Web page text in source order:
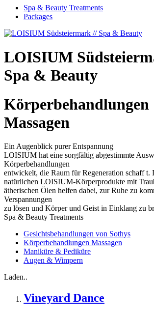
Spa & Beauty Treatments
Packages
LOISIUM
Spa & Beauty
Körperbehandlungen
Massagen
Ein Augenblick purer Entspannung
LOISIUM hat eine sorgfältig abgestimmte
Körperbehandlungen
entwickelt, die Raum für Regeneration schaff t.
natürlichen LOISIUM-Körperprodukte mit
ätherischen Ölen helfen dabei, zur Ruhe zu
Verspannungen
zu lösen und Körper und Geist in Einklang zu
Spa & Beauty Treatments
Gesichtsbehandlungen von Sothys
Körperbehandlungen Massagen
Maniküre & Pediküre
Augen & Wimpern
Laden..
Vineyard Dance